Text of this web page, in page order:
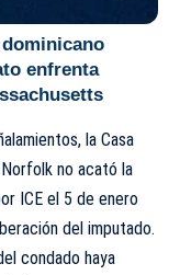
enfrenta
la Casa
no acató la
ICE el 5 de enero
del imputado.
condado haya